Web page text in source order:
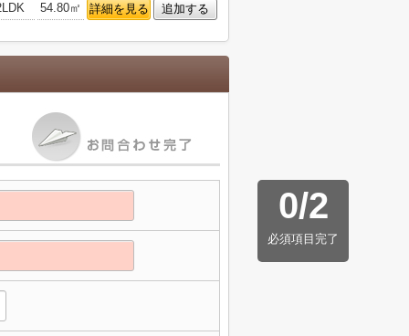
54.80㎡ 詳細を見る 追加する
0/2
必須項目完了